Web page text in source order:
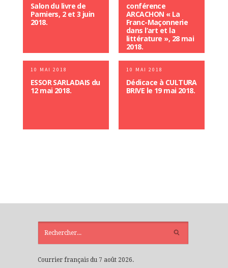
Salon du livre de
Pamiers, 2 et 3 juin
2018.
conférence
ARCACHON « La
Franc-Maçonnerie
dans l’art et la
littérature », 28 mai
2018.
10 MAI 2018
ESSOR SARLADAIS du
12 mai 2018.
10 MAI 2018
Dédicace à CULTURA
BRIVE le 19 mai 2018.
Courrier français du 7 août 2026.